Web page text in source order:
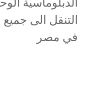
التنقل الى
في مصر